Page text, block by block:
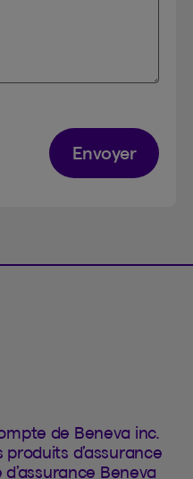
Envoyer
de Beneva inc.
d’assurance
Beneva